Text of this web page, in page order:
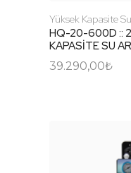
Yüksek Kapasite
HQ-20-600D ::
KAPASİTE SU
39.290,00₺